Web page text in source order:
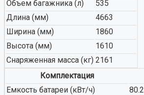
Объем багажника (л)
535
Длина (мм)
4663
Ширина (мм)
1860
Высота (мм)
1610
Снаряженная масса (кг) 2161
Комплектация
Емкость батареи (кВт/ч)
80.2